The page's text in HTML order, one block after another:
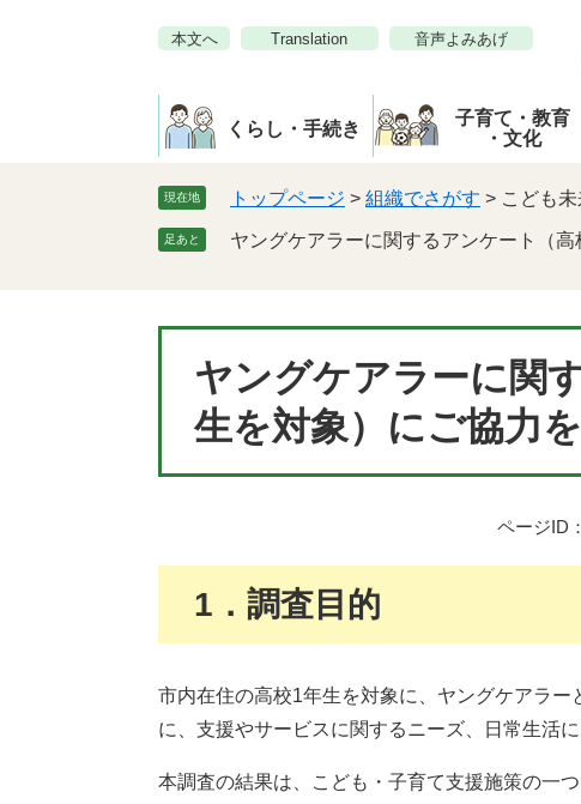
本文へ Translation 音声よみあげ
くらし・手続き
子育て・教育
・文化
現在地 トップページ > 組織でさがす > こども
足あと ヤングケアラーに関するアンケート（
ヤングケアラーに関
生を対象）にご協力を
ページID
1．調査目的
市内在住の高校1年生を対象に、ヤングケアラ
に、支援やサービスに関するニーズ、日常生活
本調査の結果は、こども・子育て支援施策の一